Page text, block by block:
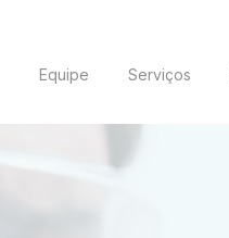
Equipe Serviços